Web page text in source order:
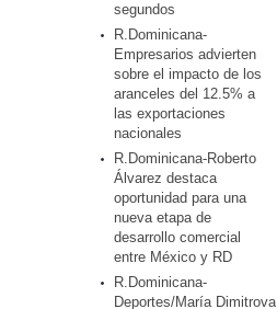
segundos
R.Dominicana-
Empresarios advierten
sobre el impacto de los
aranceles del 12.5% a
las exportaciones
nacionales
R.Dominicana-Roberto
Álvarez destaca
oportunidad para una
nueva etapa de
desarrollo comercial
entre México y RD
R.Dominicana-
Deportes/María Dimitrova